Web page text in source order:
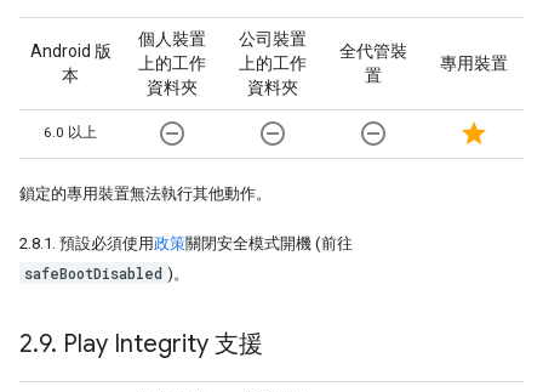
Android 版
本
個人裝置
上的工作
資料夾
公司裝置
上的工作
資料夾
全代管裝
置
專用裝置
6.0 以上 remove_circle_outline remove_circle_outline remove_circle_outline star
鎖定的專用裝置無法執行其他動作。
2.8.1. 預設必須使用政策關閉安全模式開機 (前往
safeBootDisabled )。
2.9. Play Integrity 支援